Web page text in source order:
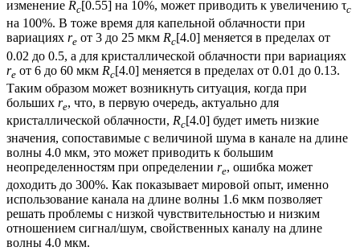
изменение Rc[0.55] на 10%, может приводить к увеличению τс
на 100%. В тоже время для капельной облачности при
вариациях re от 3 до 25 мкм Rc[4.0] меняется в пределах от
0.02 до 0.5, а для кристаллической облачности при вариациях
re от 6 до 60 мкм Rc[4.0] меняется в пределах от 0.01 до 0.13.
Таким образом может возникнуть ситуация, когда при
больших re, что, в первую очередь, актуально для
кристаллической облачности, Rc[4.0] будет иметь низкие
значения, сопоставимые с величиной шума в канале на длине
волны 4.0 мкм, это может приводить к большим
неопределенностям при определении re, ошибка может
доходить до 300%. Как показывает мировой опыт, именно
использование канала на длине волны 1.6 мкм позволяет
решать проблемы с низкой чувствительностью и низким
отношением сигнал/шум, свойственных каналу на длине
волны 4.0 мкм.